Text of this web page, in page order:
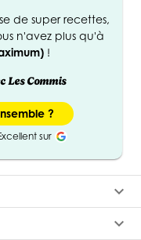
de super recettes,
n'avez plus qu'à
!
Les Commis
?
sur
keyboard_arrow_down
keyboard_arrow_down